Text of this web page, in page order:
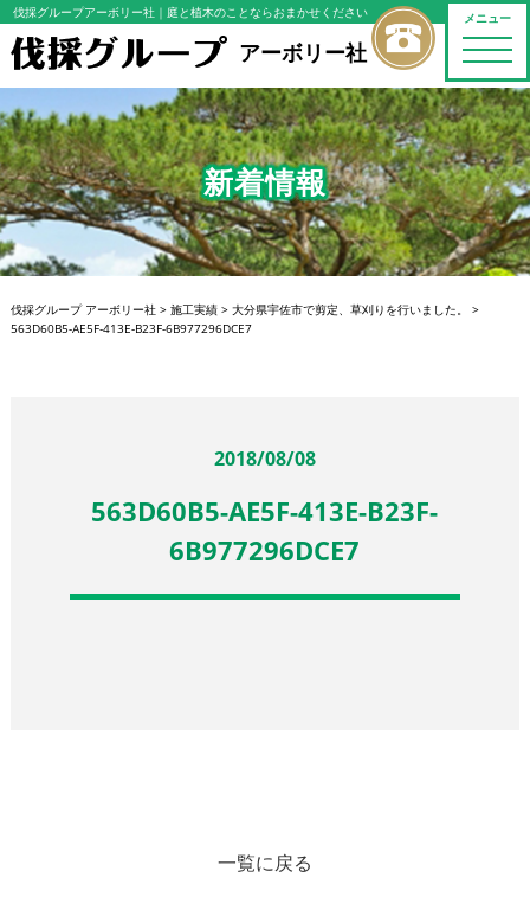
メニュー
toggle
伐採グループアーボリー社｜庭と植木のことならおまかせください
アーボリー社
新着情報
伐採グループ アーボリー社> 施工実績> 大分県宇佐市で剪定、草刈りを行いました。
>
563D60B5-AE5F-413E-B23F-6B977296DCE7
2018/08/08
563D60B5-AE5F-413E-B23F-
6B977296DCE7
一覧に戻る